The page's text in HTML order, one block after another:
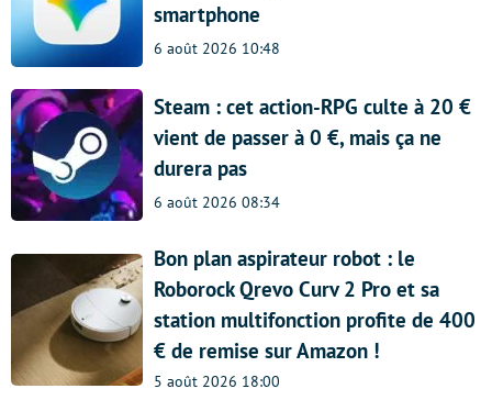
smartphone
6 août 2026 10:48
Steam : cet action-RPG culte à 20 €
vient de passer à 0 €, mais ça ne
durera pas
6 août 2026 08:34
Bon plan aspirateur robot : le
Roborock Qrevo Curv 2 Pro et sa
station multifonction profite de 400
€ de remise sur Amazon !
5 août 2026 18:00